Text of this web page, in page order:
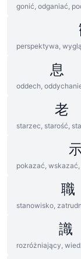
gonić, odganiać,
perspektywa,
息
oddech,
老
starzec, starość,
pokazać,
職
stanowisko,
識
rozróżniający,